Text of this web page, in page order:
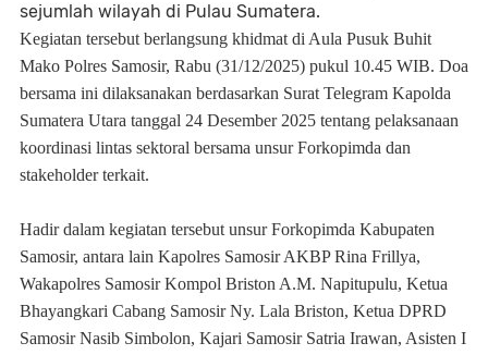
sejumlah wilayah di Pulau Sumatera.
Kegiatan tersebut berlangsung khidmat di Aula Pusuk Buhit
Mako Polres Samosir, Rabu (31/12/2025) pukul 10.45 WIB. Doa
bersama ini dilaksanakan berdasarkan Surat Telegram Kapolda
Sumatera Utara tanggal 24 Desember 2025 tentang pelaksanaan
koordinasi lintas sektoral bersama unsur Forkopimda dan
stakeholder terkait.
Hadir dalam kegiatan tersebut unsur Forkopimda Kabupaten
Samosir, antara lain Kapolres Samosir AKBP Rina Frillya,
Wakapolres Samosir Kompol Briston A.M. Napitupulu, Ketua
Bhayangkari Cabang Samosir Ny. Lala Briston, Ketua DPRD
Samosir Nasib Simbolon, Kajari Samosir Satria Irawan, Asisten I